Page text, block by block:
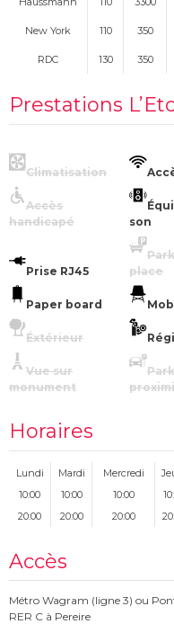
New York 110 350
RDC 130 350
Prestations
Climatisation
Accès
handicapé
son
Prise RJ45
place
Paper board
Éxtérieur
Vue sur
monument
Horaires
Lundi Mardi Mercredi
10:00
10:00 10:00
20:00
20:00 20:00
Accès
Métro Wagram (ligne 3) ou
RER C à Pereire